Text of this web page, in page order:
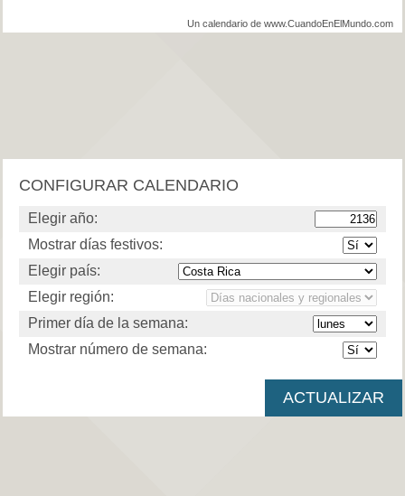
Un calendario de www.CuandoEnElMundo.com
CONFIGURAR CALENDARIO
Elegir año:
Mostrar días festivos:
Elegir país:
Elegir región:
Primer día de la semana:
Mostrar número de semana: